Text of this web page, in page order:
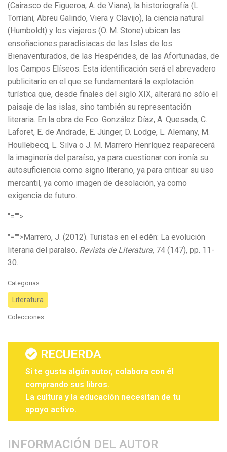
(Cairasco de Figueroa, A. de Viana), la historiografía (L.
Torriani, Abreu Galindo, Viera y Clavijo), la ciencia natural
(Humboldt) y los viajeros (O. M. Stone) ubican las
ensoñaciones paradisiacas de las Islas de los
Bienaventurados, de las Hespérides, de las Afortunadas, de
los Campos Elíseos. Esta identificación será el abrevadero
publicitario en el que se fundamentará la explotación
turística que, desde finales del siglo XIX, alterará no sólo el
paisaje de las islas, sino también su representación
literaria. En la obra de Fco. González Díaz, A. Quesada, C.
Laforet, E. de Andrade, E. Jünger, D. Lodge, L. Alemany, M.
Houllebecq, L. Silva o J. M. Marrero Henríquez reaparecerá
la imaginería del paraíso, ya para cuestionar con ironía su
autosuficiencia como signo literario, ya para criticar su uso
mercantil, ya como imagen de desolación, ya como
exigencia de futuro.
"="">
"="">Marrero, J. (2012). Turistas en el edén: La evolución
literaria del paraíso. Revista de Literatura, 74 (147), pp. 11-
30.
Categorias:
Literatura
Colecciones:
RECUERDA
Si te gusta algún autor, colabora con él
comprando sus libros.
La cultura y la educación necesitan de tu
apoyo activo.
INFORMACIÓN DEL AUTOR